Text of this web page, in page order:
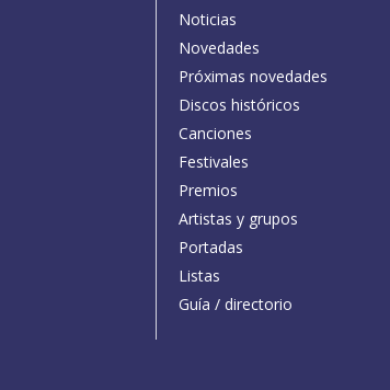
Noticias
Novedades
Próximas novedades
Discos históricos
Canciones
Festivales
Premios
Artistas y grupos
Portadas
Listas
Guía / directorio